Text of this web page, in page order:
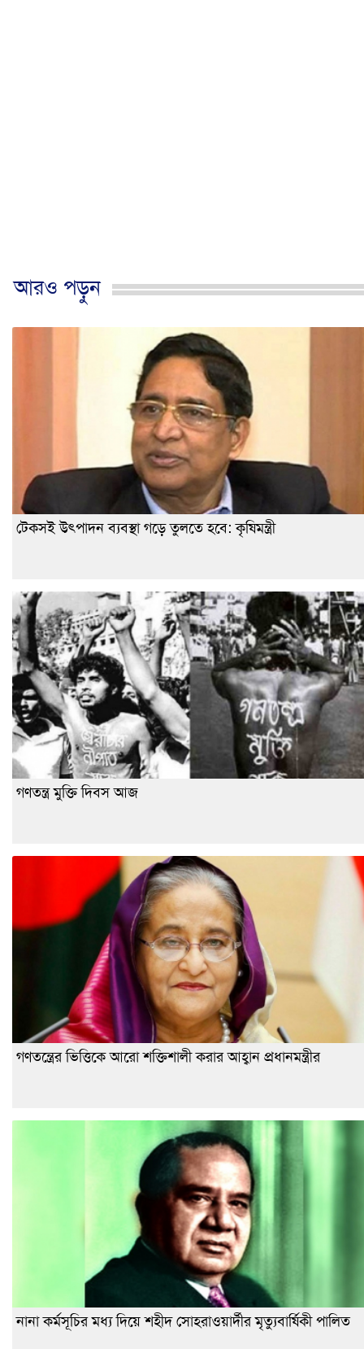
আরও পড়ুন
টেকসই উৎপাদন ব্যবস্থা গড়ে তুলতে হবে: কৃষিমন্ত্রী
গণতন্ত্র মুক্তি দিবস আজ
গণতন্ত্রের ভিত্তিকে আরো শক্তিশালী করার আহ্বান প্রধানমন্ত্রীর
নানা কর্মসূচির মধ্য দিয়ে শহীদ সোহরাওয়ার্দীর মৃত্যুবার্ষিকী পালিত